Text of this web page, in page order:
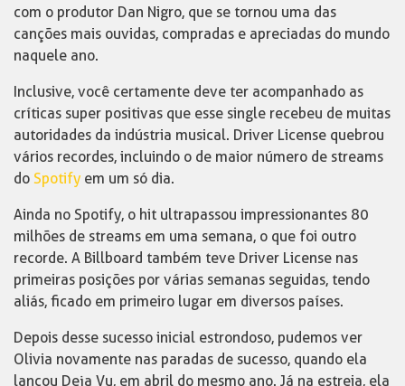
com o produtor Dan Nigro, que se tornou uma das
canções mais ouvidas, compradas e apreciadas do mundo
naquele ano.
Inclusive, você certamente deve ter acompanhado as
críticas super positivas que esse single recebeu de muitas
autoridades da indústria musical. Driver License quebrou
vários recordes, incluindo o de maior número de streams
do Spotify em um só dia.
Ainda no Spotify, o hit ultrapassou impressionantes 80
milhões de streams em uma semana, o que foi outro
recorde. A Billboard também teve Driver License nas
primeiras posições por várias semanas seguidas, tendo
aliás, ficado em primeiro lugar em diversos países.
Depois desse sucesso inicial estrondoso, pudemos ver
Olivia novamente nas paradas de sucesso, quando ela
lançou Deja Vu, em abril do mesmo ano. Já na estreia, ela